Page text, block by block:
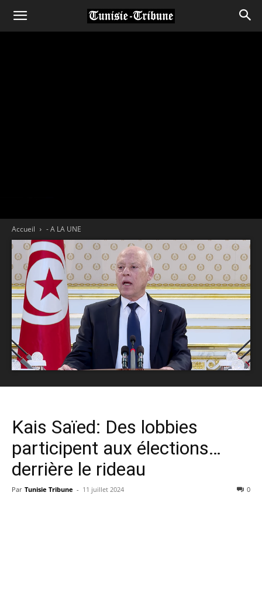
Accueil - A LA UNE
Kais Saïed: Des lobbies
participent aux élections…
derrière le rideau
Par Tunisie Tribune - 11 juillet 2024 0